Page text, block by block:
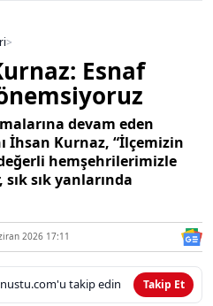
>
Esnaf
devam eden
İhsan Kurnaz, “İlçemizin
hemşehrilerimizle
sık yanlarında
2026 17:11
takip edin Takip Et